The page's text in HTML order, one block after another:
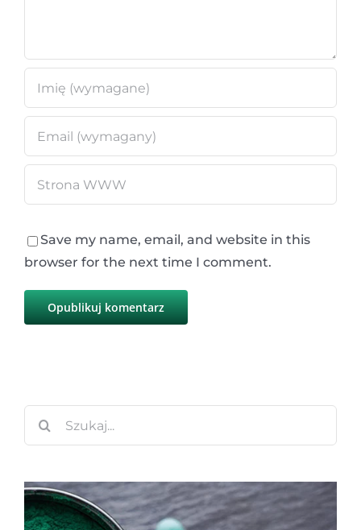
Save my name, email, and website in this
browser for the next time I comment.